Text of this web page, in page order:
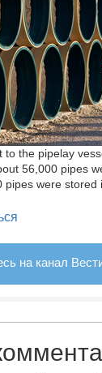
the pipelay
56,000 pipes
pipes were
на канал